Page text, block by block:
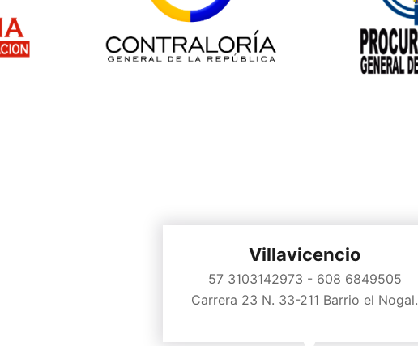
Villavicencio
57 3103142973 - 608 6849505
Carrera 23 N. 33-211 Barrio el Nogal.